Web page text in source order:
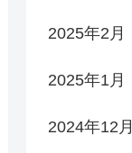
2025年2月
2025年1月
2024年12月